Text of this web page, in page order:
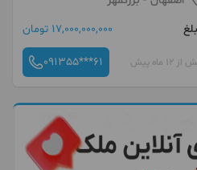
17,000,000,000 تومان
12 ماه پیش 091355***61